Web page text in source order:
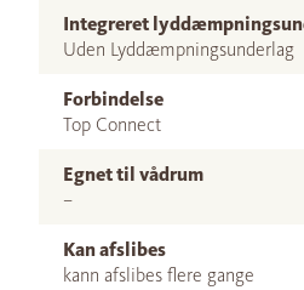
Integreret
Uden Lyddæmpningsunderlag
Forbindelse
Top Connect
Egnet til vådrum
–
Kan afslibes
kann afslibes flere gange